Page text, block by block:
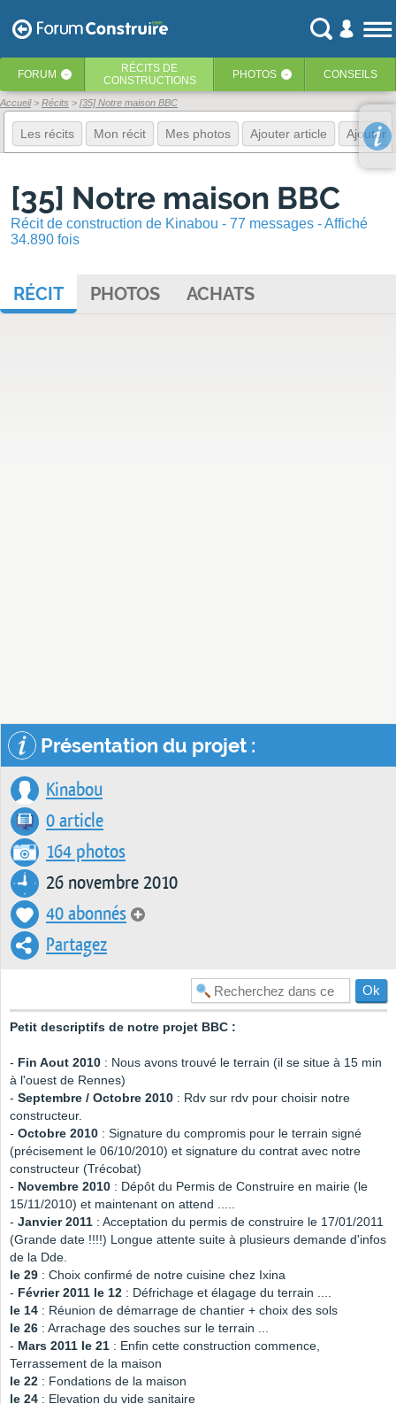
FORUM ‹ RÉCITS DE
CONSTRUCTIONS
PHOTOS ‹ CONSEILS
Accueil Récits [35] Notre maison BBC
Les récits Mon récit Mes photos Ajouter article Ajouter
[35] Notre maison BBC
Récit de construction de Kinabou - 77 messages - Affiché
34.890 fois
RÉCIT PHOTOS ACHATS
Présentation du projet :
Kinabou
0 article
164 photos
26 novembre 2010
40 abonnés
Partagez
Petit descriptifs de notre projet BBC :
- Fin Aout 2010 : Nous avons trouvé le terrain (il se situe à 15 min
à l'ouest de Rennes)
- Septembre / Octobre 2010 : Rdv sur rdv pour choisir notre
constructeur.
- Octobre 2010 : Signature du compromis pour le terrain signé
(précisement le 06/10/2010) et signature du contrat avec notre
constructeur (Trécobat)
- Novembre 2010 : Dépôt du Permis de Construire en mairie (le
15/11/2010) et maintenant on attend .....
- Janvier 2011 : Acceptation du permis de construire le 17/01/2011
(Grande date !!!!) Longue attente suite à plusieurs demande d'infos
de la Dde.
le 29 : Choix confirmé de notre cuisine chez Ixina
- Février 2011 le 12 : Défrichage et élagage du terrain ....
le 14 : Réunion de démarrage de chantier + choix des sols
le 26 : Arrachage des souches sur le terrain ...
- Mars 2011 le 21 : Enfin cette construction commence,
Terrassement de la maison
le 22 : Fondations de la maison
le 24 : Elevation du vide sanitaire